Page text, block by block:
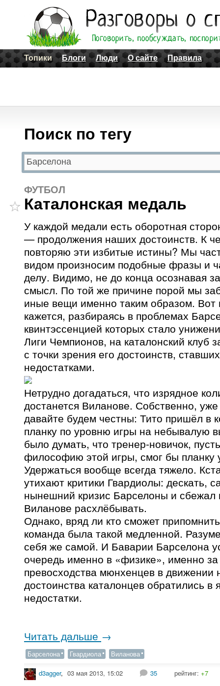
Топики Блоги Люди О сайте Правила
Поиск по тегу
ФУТБОЛ
Каталонская медаль
У каждой медали есть оборотная
— продолжения наших достоинств. К
повторяю эти избитые истины? Мы
видом произносим подобные фразы и
делу. Видимо, не до конца осознавая
смысл. По той же причине порой мы
иные вещи именно таким образом. Вот
кажется, разбираясь в проблемах
квинтэссенцией которых стало
Лиги Чемпионов, на каталонский клуб
с точки зрения его достоинств,
недостатками.
Нетрудно догадаться, что изрядное
достанется Виланове. Собственно,
давайте будем честны: Тито пришёл в
планку по уровню игры на небывалую
было думать, что тренер-новичок,
философию этой игры, смог бы планку
Удержаться вообще всегда тяжело.
утихают критики Гвардиолы: дескать,
нынешний кризис Барселоны и сбежал
Виланове расхлёбывать.
Однако, вряд ли кто сможет
команда была такой медленной.
себя же самой. И Баварии Барселона
очередь именно в «физике», именно
превосходства мюнхенцев в движении
достоинства каталонцев обратились
недостатки.
Читать дальше →
Барселона Гвардиола Виланова
d3agger, 03 мая 2013, 15:02 35 рейтинг: +7